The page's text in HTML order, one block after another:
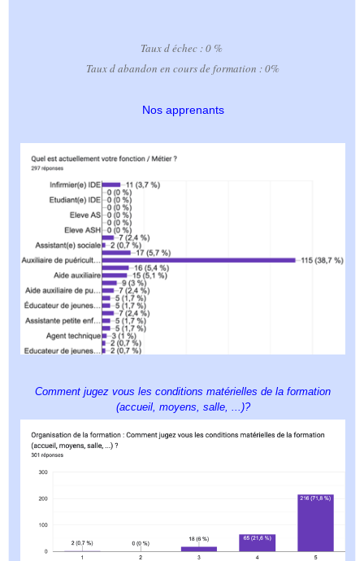
Taux d échec : 0 %
Taux d abandon en cours de formation : 0%
Nos apprenants
Comment jugez vous les conditions matérielles de la formation
(accueil, moyens, salle, ...)?